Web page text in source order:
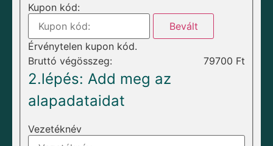
Kupon kód:
Bevált
Érvénytelen kupon kód.
Bruttó végösszeg:
79700 Ft
2.lépés: Add meg az
alapadataidat
Vezetéknév